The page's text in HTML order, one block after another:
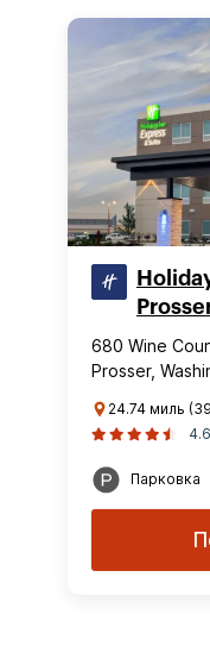
680 Wine
Prosser,
24.74 миль
Парковка